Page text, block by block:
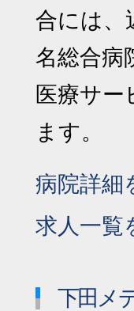
合には、
名総合病
医療サー
ます。
病院詳細
求人一覧
下田メ